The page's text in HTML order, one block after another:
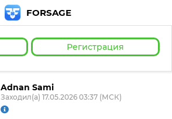
FORSAGE
Регистрация
Adnan Sami
Заходил(а) 17.05.2026 03:37 (МСК)